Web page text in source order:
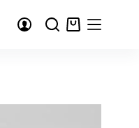
Warenkorb